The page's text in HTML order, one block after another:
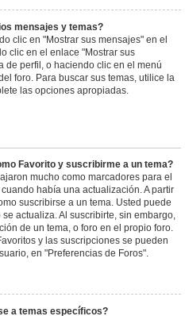
mensajes y temas?
clic en "Mostrar sus mensajes" en el
clic en el enlace "Mostrar sus
de perfil, o haciendo clic en el menú
foro. Para buscar sus temas, utilice la
las opciones apropiadas.
Favorito y suscribirme a un tema?
mucho como marcadores para el
había una actualización. A partir
suscribirse a un tema. Usted puede
actualiza. Al suscribirte, sin embargo,
de un tema, o foro en el propio foro.
y las suscripciones se pueden
en "Preferencias de Foros".
a temas específicos?